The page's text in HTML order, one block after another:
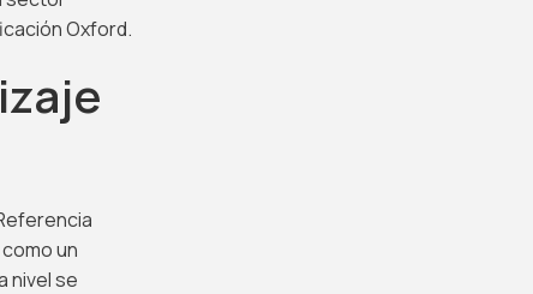
Oxford.
un
nivel se